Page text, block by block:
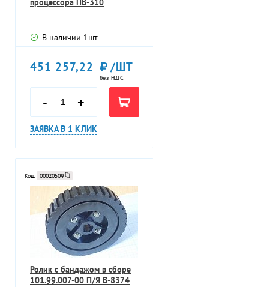
процессора ПВ-310
В наличии 1шт
451 257,22 /ШТ
без НДС
- +
ЗАЯВКА В 1 КЛИК
Код: 00020509
Ролик с бандажом в сборе
101.99.007-00 П/Я В-8374